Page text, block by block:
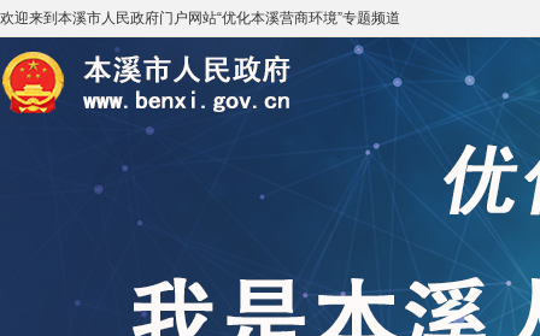
欢迎来到 本溪市人民政府门户网站“优化本溪营商环境”专题频道